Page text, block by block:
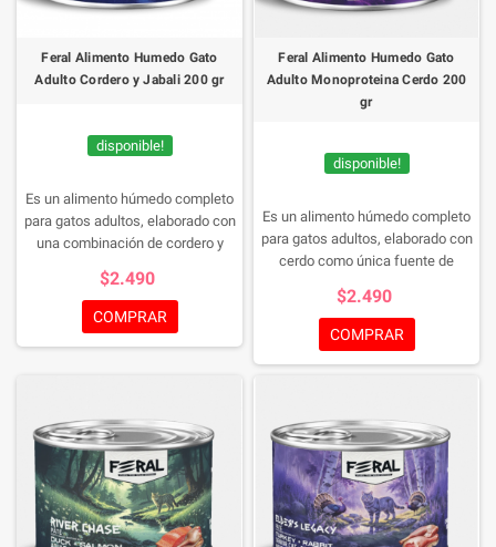
Feral Alimento Humedo Gato
Adulto Cordero y Jabali 200 gr
disponible!
Es un alimento húmedo completo
para gatos adultos, elaborado con
una combinación de cordero y
proteínas de alta calidad y un
sabor intenso inspirado en la dieta
natural felina. Su receta premium,
palatable para gatos a partir de los
12 meses de edad.
$2.490
COMPRAR
Feral Alimento Humedo Gato
Adulto Monoproteina Cerdo 200
gr
disponible!
Es un alimento húmedo completo
para gatos adultos, elaborado con
cerdo como única fuente de
monoproteica e hipoalergénica
está especialmente diseñada para
gatos con sensibilidad digestiva o
reacciones adversas mientras
entrega una nutrición equilibrada y
altamente digestible.
$2.490
COMPRAR